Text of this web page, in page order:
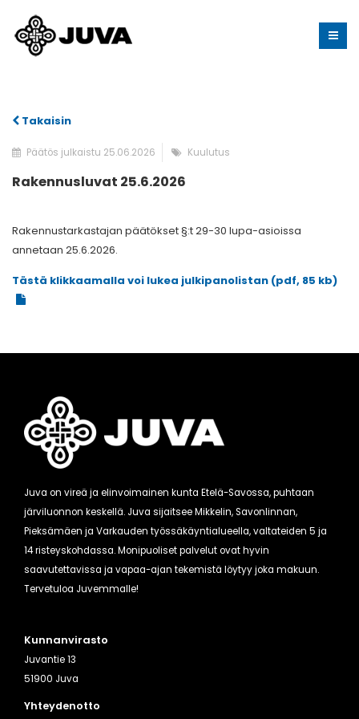
Takaisin
Päätös julkaistu 25.06.2026 Kuulutus
Rakennusluvat 25.6.2026
Rakennustarkastajan päätökset §:t 29-30 lupa-asioissa
annetaan 25.6.2026.
Tästä klikkaamalla voi lukea julkipanolistan (pdf, 85 kb)
Juva on vireä ja elinvoimainen kunta Etelä-Savossa, puhtaan
järviluonnon keskellä. Juva sijaitsee Mikkelin, Savonlinnan,
Pieksämäen ja Varkauden työssäkäyntialueella, valtateiden 5 ja
14 risteyskohdassa. Monipuoliset palvelut ovat hyvin
saavutettavissa ja vapaa-ajan tekemistä löytyy joka makuun.
Tervetuloa Juvemmalle!
Kunnanvirasto
Juvantie 13
51900 Juva
Yhteydenotto